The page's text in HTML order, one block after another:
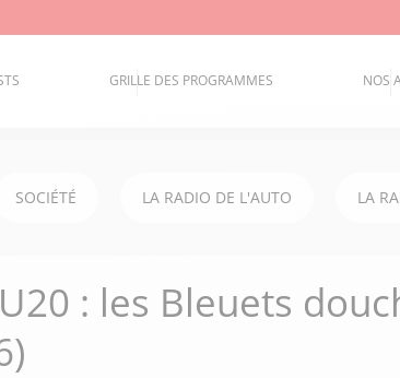
GRILLE DES PROGRAMMES NOS
SOCIÉTÉ LA RADIO DE L'AUTO LA
: les Bleuets